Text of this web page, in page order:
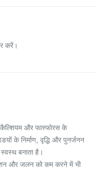
करें।
कैल्शियम और फास्फोरस के
के निर्माण, वृद्धि और पुनर्जनन
बनाता है।
और जलन को कम करने में भी